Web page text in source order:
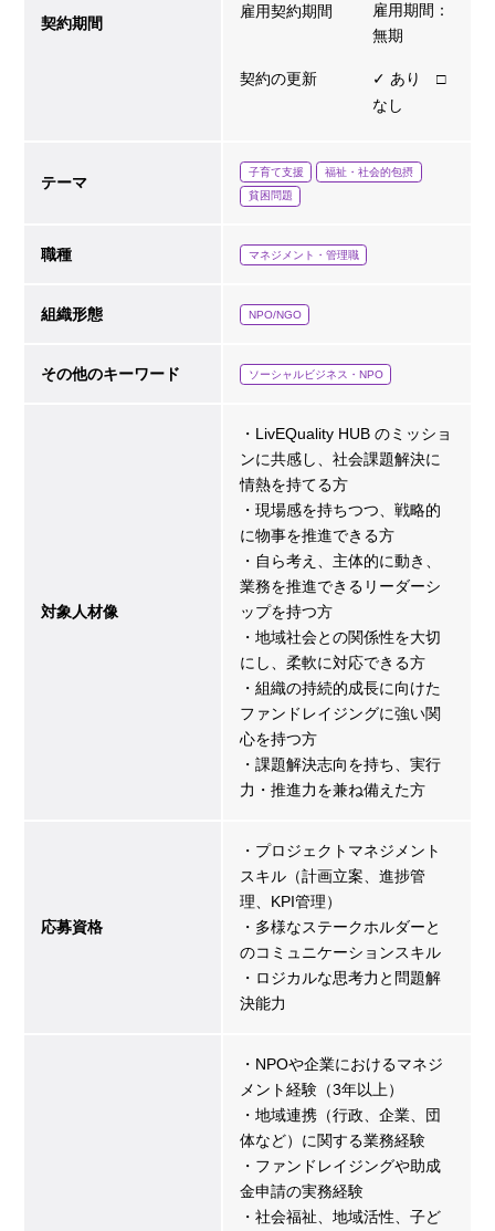
契約期間
雇用契約期間
雇用期間：
無期
契約の更新
✓ あり □
なし
テーマ
子育て支援
福祉・社会的包摂
貧困問題
職種 マネジメント・管理職
組織形態 NPO/NGO
その他のキーワード ソーシャルビジネス・NPO
対象人材像
・LivEQuality HUB のミッショ
ンに共感し、社会課題解決に
情熱を持てる方
・現場感を持ちつつ、戦略的
に物事を推進できる方
・自ら考え、主体的に動き、
業務を推進できるリーダーシ
ップを持つ方
・地域社会との関係性を大切
にし、柔軟に対応できる方
・組織の持続的成長に向けた
ファンドレイジングに強い関
心を持つ方
・課題解決志向を持ち、実行
力・推進力を兼ね備えた方
応募資格
・プロジェクトマネジメント
スキル（計画立案、進捗管
理、KPI管理）
・多様なステークホルダーと
のコミュニケーションスキル
・ロジカルな思考力と問題解
決能力
・NPOや企業におけるマネジ
メント経験（3年以上）
・地域連携（行政、企業、団
体など）に関する業務経験
・ファンドレイジングや助成
金申請の実務経験
・社会福祉、地域活性、子ど